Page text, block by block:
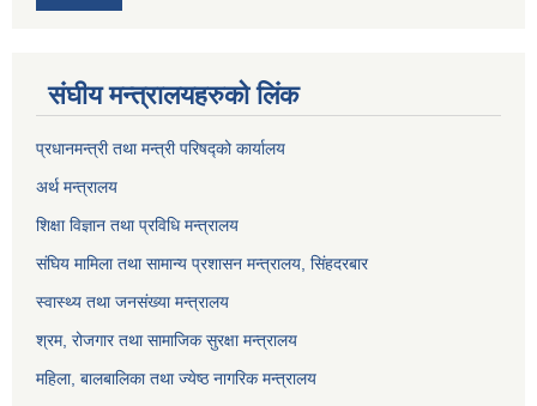
संघीय मन्त्रालयहरुको लिंक
प्रधानमन्त्री तथा मन्त्री परिषद्को कार्यालय
अर्थ मन्त्रालय
शिक्षा विज्ञान तथा प्रविधि मन्त्रालय
संघिय मामिला तथा सामान्य प्रशासन मन्त्रालय, सिंहदरबार
स्वास्थ्य तथा जनसंख्या मन्त्रालय
श्रम, रोजगार तथा सामाजिक सुरक्षा मन्त्रालय
महिला, बालबालिका तथा ज्येष्ठ नागरिक मन्त्रालय